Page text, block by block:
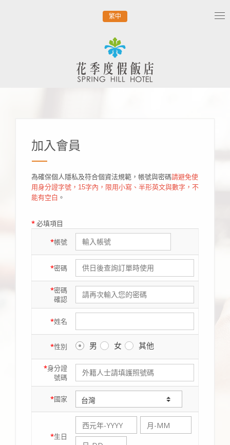
繁中
加入會員
為確保個人隱私及符合個資法規範，帳號與密碼請避免使
用身分證字號，15字內，限用小寫、半形英文與數字，不
能有空白 。
*必填項目
*帳號
*密碼
*密碼
確認
*姓名
*性別 男 女 其他
*身分證
號碼
*國家
*生日